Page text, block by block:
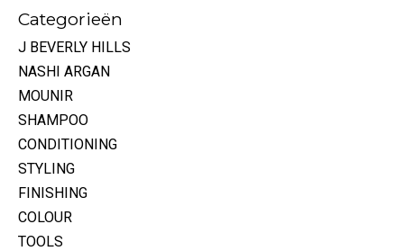
Categorieën
J BEVERLY HILLS
NASHI ARGAN
MOUNIR
SHAMPOO
CONDITIONING
STYLING
FINISHING
COLOUR
TOOLS